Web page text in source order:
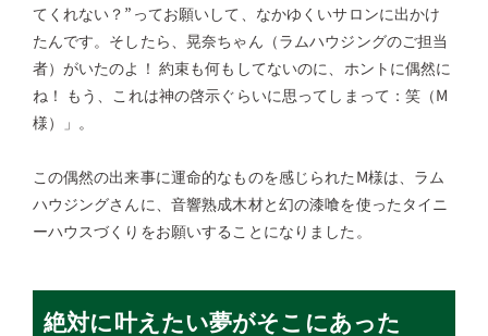
てくれない？”ってお願いして、なかゆくいサロンに出かけ
たんです。そしたら、晃奈ちゃん（ラムハウジングのご担当
者）がいたのよ！ 約束も何もしてないのに、ホントに偶然に
ね！ もう、これは神の啓示ぐらいに思ってしまって：笑（M
様）」。
この偶然の出来事に運命的なものを感じられたM様は、ラム
ハウジングさんに、音響熟成木材と幻の漆喰を使ったタイニ
ーハウスづくりをお願いすることになりました。
絶対に叶えたい夢がそこにあった